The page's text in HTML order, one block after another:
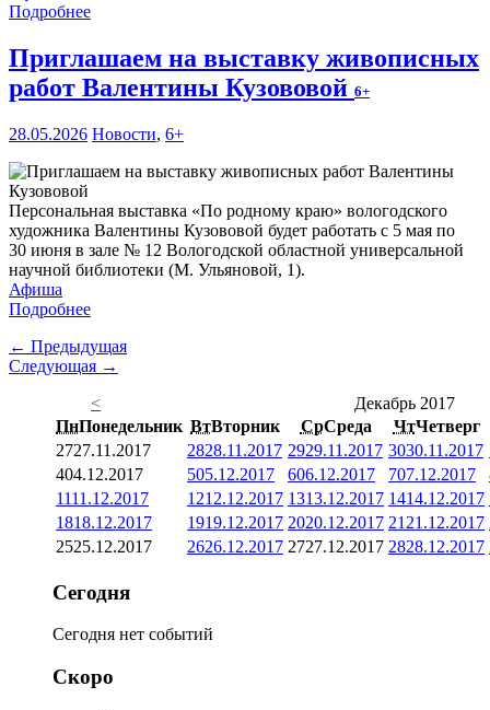
Подробнее
Приглашаем на выставку живописных
работ Валентины Кузововой 6+
28.05.2026 Новости, 6+
Персональная выставка «По родному краю» вологодского
художника Валентины Кузововой будет работать с 5 мая по
30 июня в зале № 12 Вологодской областной универсальной
научной библиотеки (М. Ульяновой, 1).
Афиша
Подробнее
← Предыдущая
Следующая →
<
Декабрь 2017
ПнПонедельник ВтВторник СрСреда ЧтЧетверг
2727.11.2017 2828.11.2017 2929.11.2017 3030.11.2017
404.12.2017 505.12.2017 606.12.2017 707.12.2017
1111.12.2017 1212.12.2017 1313.12.2017 1414.12.2017
1818.12.2017 1919.12.2017 2020.12.2017 21 21.12.2017
2525.12.2017 2626.12.2017 2727.12.2017 2828.12.2017
Сегодня
Сегодня нет событий
Скоро